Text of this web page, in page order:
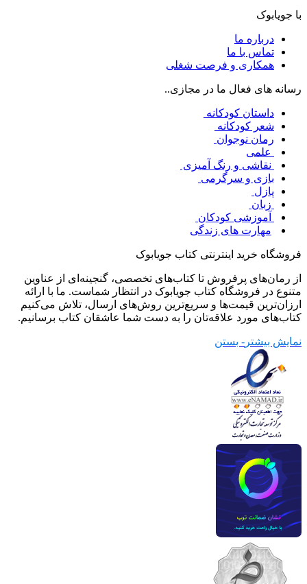
با جویابوک
درباره ما
تماس با ما
همکاری و فرصت شغلی
رسانه های فعال ما در مجازی..
داستان کودکانه
شعر کودکانه
رمان نوجوان
علمی
نقاشی و رنگ آمیزی
بازی و سرگرمی
پازل
زبان
آموزشی کودکان
مهارت های زندگی
فروشگاه خرید اینترنتی کتاب جویابوک
از رمان‌های پرفروش تا کتاب‌های تخصصی، گنجینه‌ای از عناوین
متنوع در فروشگاه کتاب جویابوک در انتظار شماست. ما با ارائه
ارزان‌ترین قیمت‌ها و سریع‌ترین روش‌های ارسال، تلاش می‌کنیم
کتاب‌های مورد علاقه‌تان را به دست شما عاشقان کتاب برسانیم.
نمایش بیشتر - بستن